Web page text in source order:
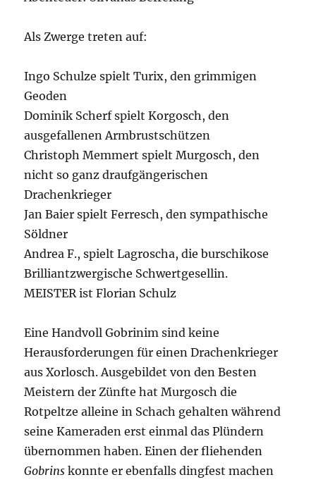
Als Zwerge treten auf:
Ingo Schulze spielt Turix, den grimmigen
Geoden
Dominik Scherf spielt Korgosch, den
ausgefallenen Armbrustschützen
Christoph Memmert spielt Murgosch, den
nicht so ganz draufgängerischen
Drachenkrieger
Jan Baier spielt Ferresch, den sympathische
Söldner
Andrea F., spielt Lagroscha, die burschikose
Brilliantzwergische Schwertgesellin.
MEISTER ist Florian Schulz
Eine Handvoll Gobrinim sind keine
Herausforderungen für einen Drachenkrieger
aus Xorlosch. Ausgebildet von den Besten
Meistern der Zünfte hat Murgosch die
Rotpeltze alleine in Schach gehalten während
seine Kameraden erst einmal das Plündern
übernommen haben. Einen der fliehenden
Gobrins konnte er ebenfalls dingfest machen